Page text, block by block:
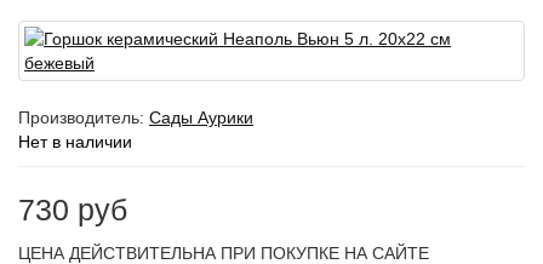
Производитель: Сады Аурики
Нет в наличии
730 руб
ЦЕНА ДЕЙСТВИТЕЛЬНА ПРИ ПОКУПКЕ НА САЙТЕ